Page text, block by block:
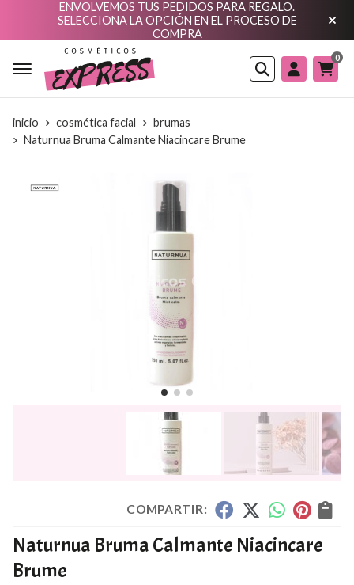
ENVOLVEMOS TUS PEDIDOS PARA REGALO.
SELECCIONA LA OPCIÓN EN EL PROCESO DE
COMPRA
Buscar
0
inicio cosmética facial
brumas
Naturnua Bruma Calmante Niacincare Brume
COMPARTIR:
Naturnua Bruma Calmante Niacincare
Brume